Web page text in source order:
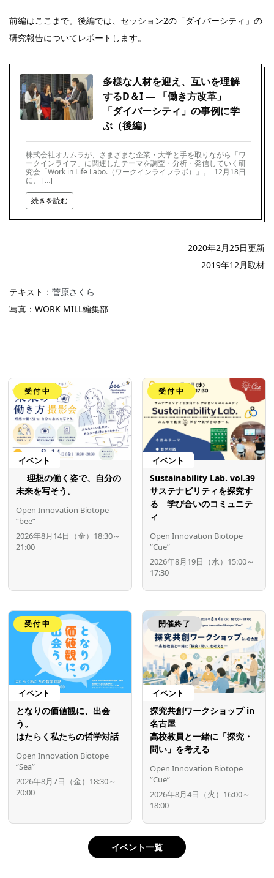
前編はここまで。後編では、セッション2の「ダイバーシティ」の
研究報告についてレポートします。
多様な人材を迎え、互いを理解
するD＆I ― 「働き方改革」
「ダイバーシティ」の事例に学
ぶ（後編）
株式会社オカムラが、さまざまな企業・大学と手を取りながら「ワ
ークインライフ」に関連したテーマを調査・分析・発信していく研
究会「Work in Life Labo.（ワークインライフラボ）」。 12月18日
に、 […]
続きを読む
2020年2月25日更新
2019年12月取材
テキスト： 菅原さくら
写真：WORK MILL編集部
受付中
イベント
理想の働く姿で、自分の
未来を写そう。
Open Innovation Biotope
”bee”
2026年8月14日（金）18:30～
21:00
受付中
イベント
Sustainability Lab. vol.39
サステナビリティを探究す
る 学び合いのコミュニテ
ィ
Open Innovation Biotope
”Cue”
2026年8月19日（水）15:00～
17:30
受付中
イベント
となりの価値観に、出会
う。
はたらく私たちの哲学対話
Open Innovation Biotope
“Sea”
2026年8月7日（金）18:30～
20:00
開催終了
イベント
探究共創ワークショップ in
名古屋
高校教員と一緒に「探究・
問い」を考える
Open Innovation Biotope
”Cue”
2026年8月4日（火）16:00～
18:00
イベント一覧